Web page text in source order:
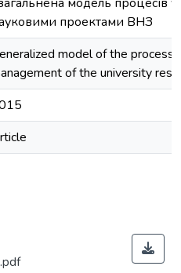
проектами ВНЗ
model of the
of the university